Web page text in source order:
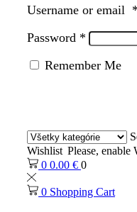
Username or email *
Password *
Remember Me
Wishlist Please, enable
0 0.00 € 0
0 Shopping Cart